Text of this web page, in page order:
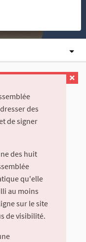
des
de signer
des huit
qu'elle
au moins
sur le site
de visibilité.